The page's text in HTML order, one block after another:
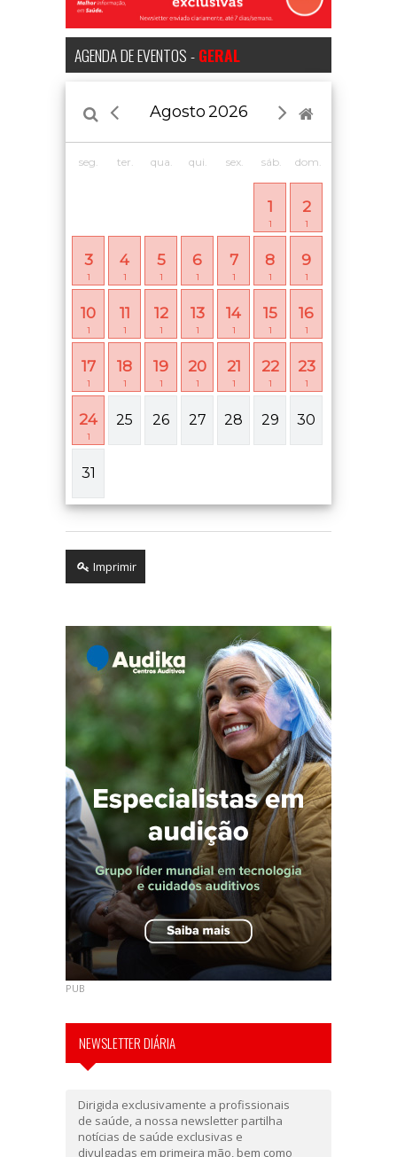
AGENDA DE EVENTOS -GERAL
Agosto2026
seg. ter. qua. qui. sex. sáb. dom.
1
1
2
1
3
1
4
1
5
1
6
1
7
1
8
1
9
1
10
1
11
1
12
1
13
1
14
1
15
1
16
1
17
1
18
1
19
1
20
1
21
1
22
1
23
1
24
1
25 26 27 28 29 30
31
Imprimir
PUB
NEWSLETTER DIÁRIA
Dirigida exclusivamente a profissionais
de saúde, a nossa newsletter partilha
notícias de saúde exclusivas e
divulgadas em primeira mão, bem como